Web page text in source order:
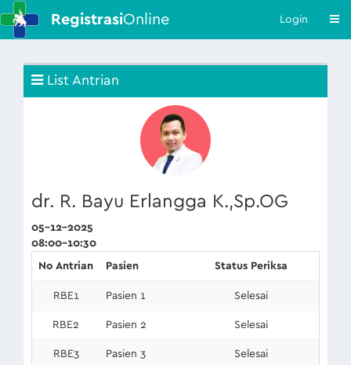
RegistrasiOnline Login
List Antrian
dr. R. Bayu Erlangga K.,Sp.OG
05-12-2025
08:00-10:30
No Antrian Pasien Status Periksa
RBE1 Pasien 1 Selesai
RBE2 Pasien 2 Selesai
RBE3 Pasien 3 Selesai